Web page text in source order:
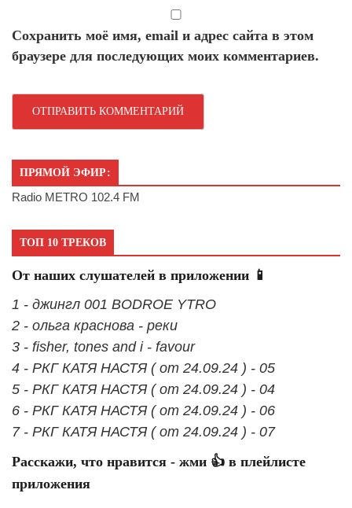
Сохранить моё имя, email и адрес сайта в этом
браузере для последующих моих комментариев.
ПРЯМОЙ ЭФИР:
Radio METRO 102.4 FM
ТОП 10 ТРЕКОВ
От наших слушателей в приложении 📱
1 - джингл 001 BODROE YTRO
2 - ольга краснова - реки
3 - fisher, tones and i - favour
4 - РКГ КАТЯ НАСТЯ ( от 24.09.24 ) - 05
5 - РКГ КАТЯ НАСТЯ ( от 24.09.24 ) - 04
6 - РКГ КАТЯ НАСТЯ ( от 24.09.24 ) - 06
7 - РКГ КАТЯ НАСТЯ ( от 24.09.24 ) - 07
Расскажи, что нравится - жми 👍 в плейлисте
приложения